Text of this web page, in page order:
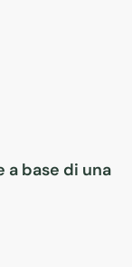
a base di una